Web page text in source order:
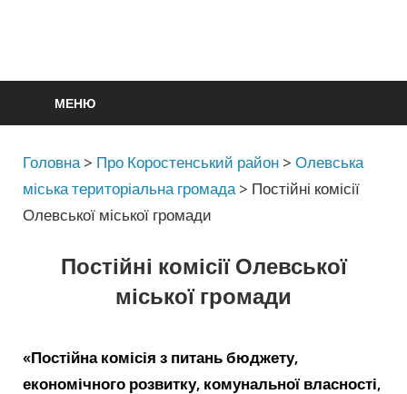
МЕНЮ
Головна > Про Коростенський район >Олевська
міська територіальна громада > Постійні комісії
Олевської міської громади
Постійні комісії Олевської
міської громади
«Постійна комісія з питань бюджету,
економічного розвитку, комунальної власності,